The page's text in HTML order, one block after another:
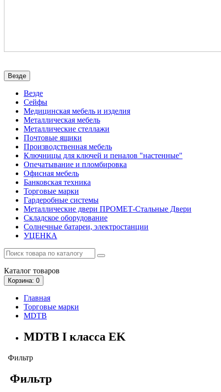
Везде
Везде
Сейфы
Медицинская мебель и изделия
Металлическая мебель
Металлические стеллажи
Почтовые ящики
Производственная мебель
Ключницы для ключей и пеналов "настенные"
Опечатывание и пломбировка
Офисная мебель
Банковская техника
Торговые марки
Гардеробные системы
Металлические двери ПРОМЕТ-Стальные Двери
Складское оборудование
Солнечные батареи, электростанции
УЦЕНКА
Каталог товаров
Корзина: 0
Главная
Торговые марки
MDTB
MDTB I класса EK
Фильтр
Фильтр